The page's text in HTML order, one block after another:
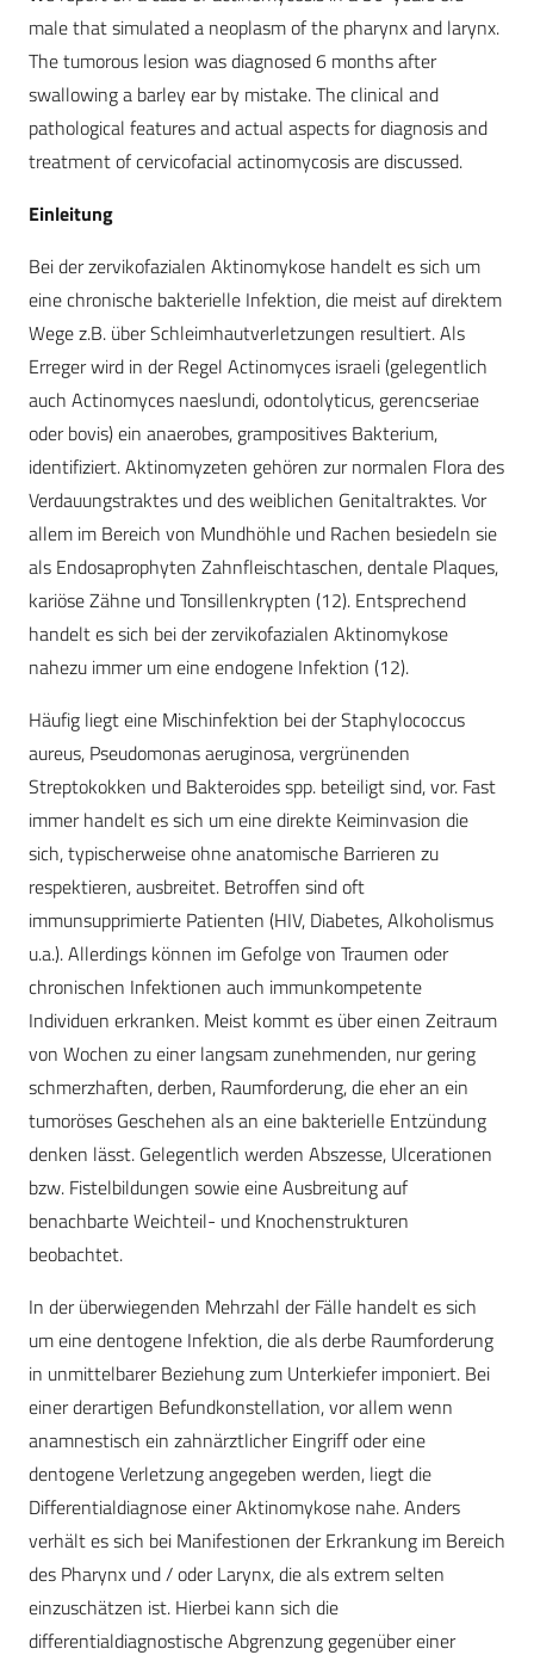
male that simulated a neoplasm of the pharynx and larynx.
The tumorous lesion was diagnosed 6 months after
swallowing a barley ear by mistake. The clinical and
pathological features and actual aspects for diagnosis and
treatment of cervicofacial actinomycosis are discussed.
Einleitung
Bei der zervikofazialen Aktinomykose handelt es sich um
eine chronische bakterielle Infektion, die meist auf direktem
Wege z.B. über Schleimhautverletzungen resultiert. Als
Erreger wird in der Regel Actinomyces israeli (gelegentlich
auch Actinomyces naeslundi, odontolyticus, gerencseriae
oder bovis) ein anaerobes, grampositives Bakterium,
identifiziert. Aktinomyzeten gehören zur normalen Flora des
Verdauungstraktes und des weiblichen Genitaltraktes. Vor
allem im Bereich von Mundhöhle und Rachen besiedeln sie
als Endosaprophyten Zahnfleischtaschen, dentale Plaques,
kariöse Zähne und Tonsillenkrypten (12). Entsprechend
handelt es sich bei der zervikofazialen Aktinomykose
nahezu immer um eine endogene Infektion (12).
Häufig liegt eine Mischinfektion bei der Staphylococcus
aureus, Pseudomonas aeruginosa, vergrünenden
Streptokokken und Bakteroides spp. beteiligt sind, vor. Fast
immer handelt es sich um eine direkte Keiminvasion die
sich, typischerweise ohne anatomische Barrieren zu
respektieren, ausbreitet. Betroffen sind oft
immunsupprimierte Patienten (HIV, Diabetes, Alkoholismus
u.a.). Allerdings können im Gefolge von Traumen oder
chronischen Infektionen auch immunkompetente
Individuen erkranken. Meist kommt es über einen Zeitraum
von Wochen zu einer langsam zunehmenden, nur gering
schmerzhaften, derben, Raumforderung, die eher an ein
tumoröses Geschehen als an eine bakterielle Entzündung
denken lässt. Gelegentlich werden Abszesse, Ulcerationen
bzw. Fistelbildungen sowie eine Ausbreitung auf
benachbarte Weichteil- und Knochenstrukturen
beobachtet.
In der überwiegenden Mehrzahl der Fälle handelt es sich
um eine dentogene Infektion, die als derbe Raumforderung
in unmittelbarer Beziehung zum Unterkiefer imponiert. Bei
einer derartigen Befundkonstellation, vor allem wenn
anamnestisch ein zahnärztlicher Eingriff oder eine
dentogene Verletzung angegeben werden, liegt die
Differentialdiagnose einer Aktinomykose nahe. Anders
verhält es sich bei Manifestionen der Erkrankung im Bereich
des Pharynx und / oder Larynx, die als extrem selten
einzuschätzen ist. Hierbei kann sich die
differentialdiagnostische Abgrenzung gegenüber einer